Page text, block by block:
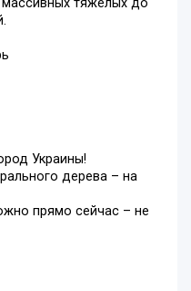
тяжелых до
Украины!
дерева – на
прямо сейчас – не